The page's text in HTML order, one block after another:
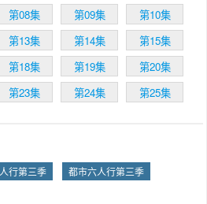
Matt LeBlanc 饰） 、钱德勒（马修·派瑞
Perry 饰）喝酒时打电话给瑞秋，而马
好在，气愤地挂了电话。绝望他有一个陌
有了一夜情，虽然试图和瑞秋重归于好
由于此事两人还是最终分手。而然看到罗
妮约会，瑞秋又非常伤心。两人发现彼此
是放不下对方，面对着邦妮和瑞秋，罗斯
第08集 第09集
第10集
第13集 第14集
第15集
第18集 第19集
第20集
第23集 第24集 第25集
行第三季 都市六人行第三季